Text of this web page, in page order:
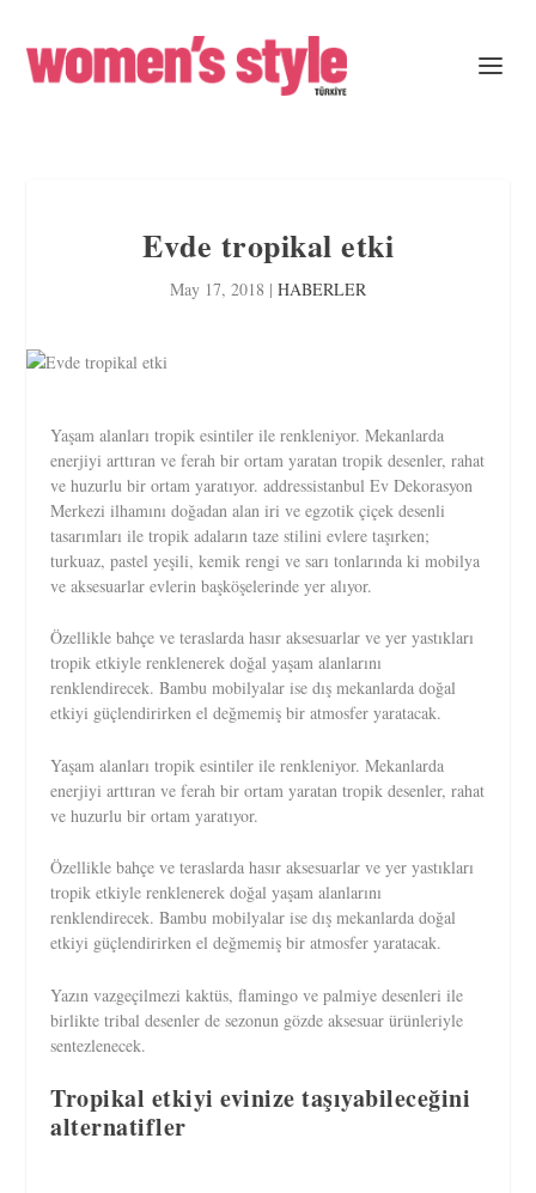
Evde tropikal etki
May 17, 2018 | HABERLER
Yaşam alanları tropik esintiler ile renkleniyor. Mekanlarda
enerjiyi arttıran ve ferah bir ortam yaratan tropik desenler, rahat
ve huzurlu bir ortam yaratıyor. addressistanbul Ev Dekorasyon
Merkezi ilhamını doğadan alan iri ve egzotik çiçek desenli
tasarımları ile tropik adaların taze stilini evlere taşırken;
turkuaz, pastel yeşili, kemik rengi ve sarı tonlarında ki mobilya
ve aksesuarlar evlerin başköşelerinde yer alıyor.
Özellikle bahçe ve teraslarda hasır aksesuarlar ve yer yastıkları
tropik etkiyle renklenerek doğal yaşam alanlarını
renklendirecek. Bambu mobilyalar ise dış mekanlarda doğal
etkiyi güçlendirirken el değmemiş bir atmosfer yaratacak.
Yaşam alanları tropik esintiler ile renkleniyor. Mekanlarda
enerjiyi arttıran ve ferah bir ortam yaratan tropik desenler, rahat
ve huzurlu bir ortam yaratıyor.
Özellikle bahçe ve teraslarda hasır aksesuarlar ve yer yastıkları
tropik etkiyle renklenerek doğal yaşam alanlarını
renklendirecek. Bambu mobilyalar ise dış mekanlarda doğal
etkiyi güçlendirirken el değmemiş bir atmosfer yaratacak.
Yazın vazgeçilmezi kaktüs, flamingo ve palmiye desenleri ile
birlikte tribal desenler de sezonun gözde aksesuar ürünleriyle
sentezlenecek.
Tropikal etkiyi evinize taşıyabileceğini
alternatifler